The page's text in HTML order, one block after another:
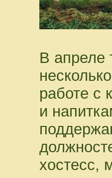
В апреле
работе с
и
хостесс,